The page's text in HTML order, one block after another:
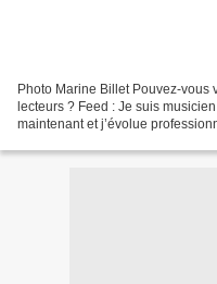
Photo Marine Billet Pouvez-vous
lecteurs ? Feed : Je suis
maintenant et j’évolue